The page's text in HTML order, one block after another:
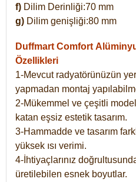
f) Dilim Derinliği:70 mm
g) Dilim genişliği:80 mm
Duffmart Comfort
Özellikleri
1-Mevcut radyatörünüzün
yapmadan montaj
2-Mükemmel ve çeşitli
katan eşsiz estetik tasarım.
3-Hammadde ve tasarım
yüksek ısı verimi.
4-İhtiyaçlarınız
üretilebilen esnek boyutlar.